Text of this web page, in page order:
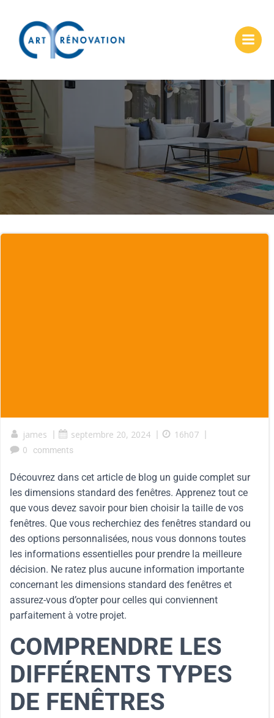
james | septembre 20, 2024 | 16h07 |
0
comments
Découvrez dans cet article de blog un guide complet sur
les dimensions standard des fenêtres. Apprenez tout ce
que vous devez savoir pour bien choisir la taille de vos
fenêtres. Que vous recherchiez des fenêtres standard ou
des options personnalisées, nous vous donnons toutes
les informations essentielles pour prendre la meilleure
décision. Ne ratez plus aucune information importante
concernant les dimensions standard des fenêtres et
assurez-vous d’opter pour celles qui conviennent
parfaitement à votre projet.
COMPRENDRE LES
DIFFÉRENTS TYPES
DE FENÊTRES